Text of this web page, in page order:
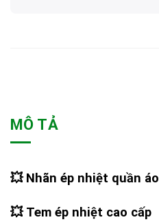
MÔ TẢ
💥Nhãn ép nhiệt quần áo
💥Tem ép nhiệt cao cấp